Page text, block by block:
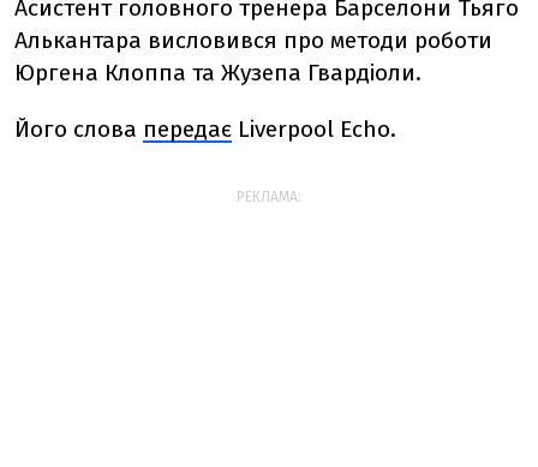
Асистент головного тренера Барселони Тьяго
Алькантара висловився про методи роботи
Юргена Клоппа та Жузепа Гвардіоли.
Його слова передає Liverpool Echo.
РЕКЛАМА: